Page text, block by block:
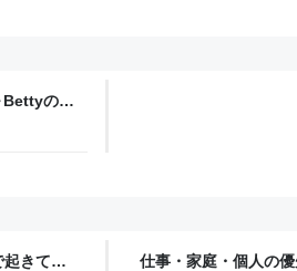
Bettyのブ
きてい
仕事・家庭・個人の